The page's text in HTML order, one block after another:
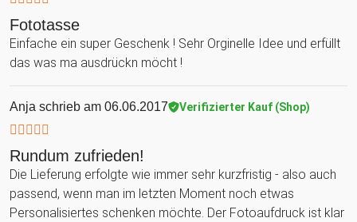
Fototasse
Einfache ein super Geschenk ! Sehr Orginelle Idee und erfüllt
das was ma ausdrückn möcht !
Anja schrieb am 06.06.2017 Verifizierter Kauf (Shop)
Rundum zufrieden!
Die Lieferung erfolgte wie immer sehr kurzfristig - also auch
passend, wenn man im letzten Moment noch etwas
Personalisiertes schenken möchte. Der Fotoaufdruck ist klar